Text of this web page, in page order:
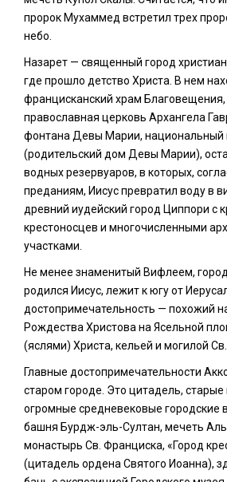
пророк Мухаммед встретил трех
небо.
Назарет — священный город
где прошло детство Христа. В нем
францисканский храм
православная церковь Архангела
фонтана Девы Марии, национальный
(родительский дом Девы Марии),
водных резервуаров, в которых,
преданиям, Иисус превратил воду в
древний иудейский город Циппори с
крестоносцев и многочисленными
участками.
Не менее знаменитый Вифлеем,
родился Иисус, лежит к югу от
достопримечательность — похожий
Рождества Христова на Ясельной
(яслями) Христа, кельей и могилой
Главные достопримечательности
старом городе. Это цитадель, старые
огромные средневековые городские
башня Бурдж-эль-Султан, мечеть
монастырь Св. Франциска, «Город
(цитадель ордена Святого Иоанна),